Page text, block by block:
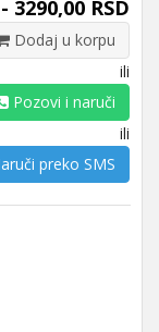
3290,00 RSD
Dodaj u korpu
ili
Pozovi i naruči
ili
preko SMS